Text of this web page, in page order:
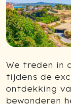
We treden in
tijdens de
ontdekking
bewonderen